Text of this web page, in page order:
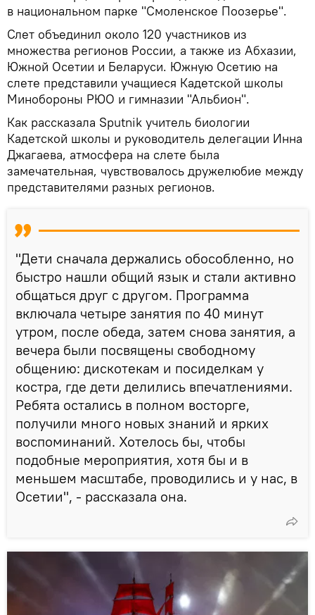
в национальном парке "Смоленское Поозерье".
Слет объединил около 120 участников из
множества регионов России, а также из Абхазии,
Южной Осетии и Беларуси. Южную Осетию на
слете представили учащиеся Кадетской школы
Минобороны РЮО и гимназии "Альбион".
Как рассказала Sputnik учитель биологии
Кадетской школы и руководитель делегации Инна
Джагаева, атмосфера на слете была
замечательная, чувствовалось дружелюбие между
представителями разных регионов.
"Дети сначала держались обособленно, но
быстро нашли общий язык и стали активно
общаться друг с другом. Программа
включала четыре занятия по 40 минут
утром, после обеда, затем снова занятия, а
вечера были посвящены свободному
общению: дискотекам и посиделкам у
костра, где дети делились впечатлениями.
Ребята остались в полном восторге,
получили много новых знаний и ярких
воспоминаний. Хотелось бы, чтобы
подобные мероприятия, хотя бы и в
меньшем масштабе, проводились и у нас, в
Осетии", - рассказала она.